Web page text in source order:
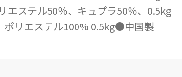
ステル50％、キュプラ50％、0.5kg
リエステル100% 0.5kg●中国製